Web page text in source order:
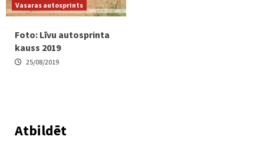
Vasaras autosprints
Foto: Līvu autosprinta
kauss 2019
25/08/2019
Atbildēt